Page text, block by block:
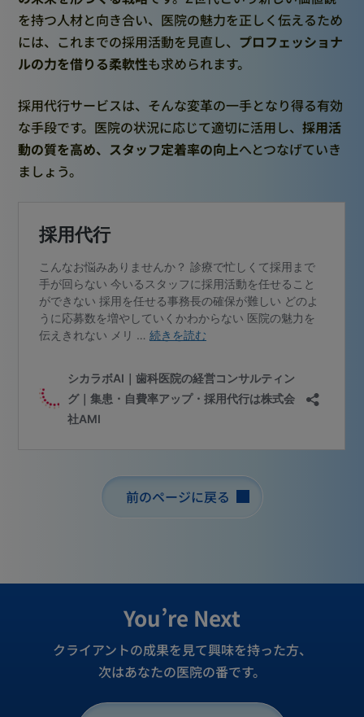
を持つ人材と向き合い、医院の魅力を正しく伝えるため
には、これまでの採用活動を見直し、 プロフェッショナ
ルの力を借りる柔軟性も求められます。
採用代行サービスは、そんな変革の一手となり得る有効
な手段です。医院の状況に応じて適切に活用し、採用活
動の質を高め、スタッフ定着率の向上へとつなげていき
ましょう。
前のページに戻る
You’re Next
クライアントの成果を見て興味を持った方、
次はあなたの医院の番です。